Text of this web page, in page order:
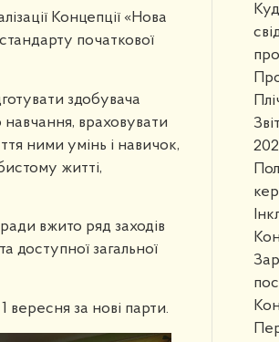
Концепції «Нова
початкової
здобувача
враховувати
ними умінь і навичок,
житті,
ради вжито ряд заходів
доступної загальної
вересня за нові парти.